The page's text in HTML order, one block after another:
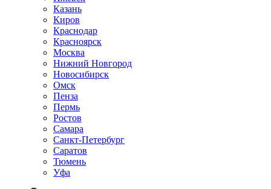
Казань
Киров
Краснодар
Красноярск
Москва
Нижний Новгород
Новосибирск
Омск
Пенза
Пермь
Ростов
Самара
Санкт-Петербург
Саратов
Тюмень
Уфа